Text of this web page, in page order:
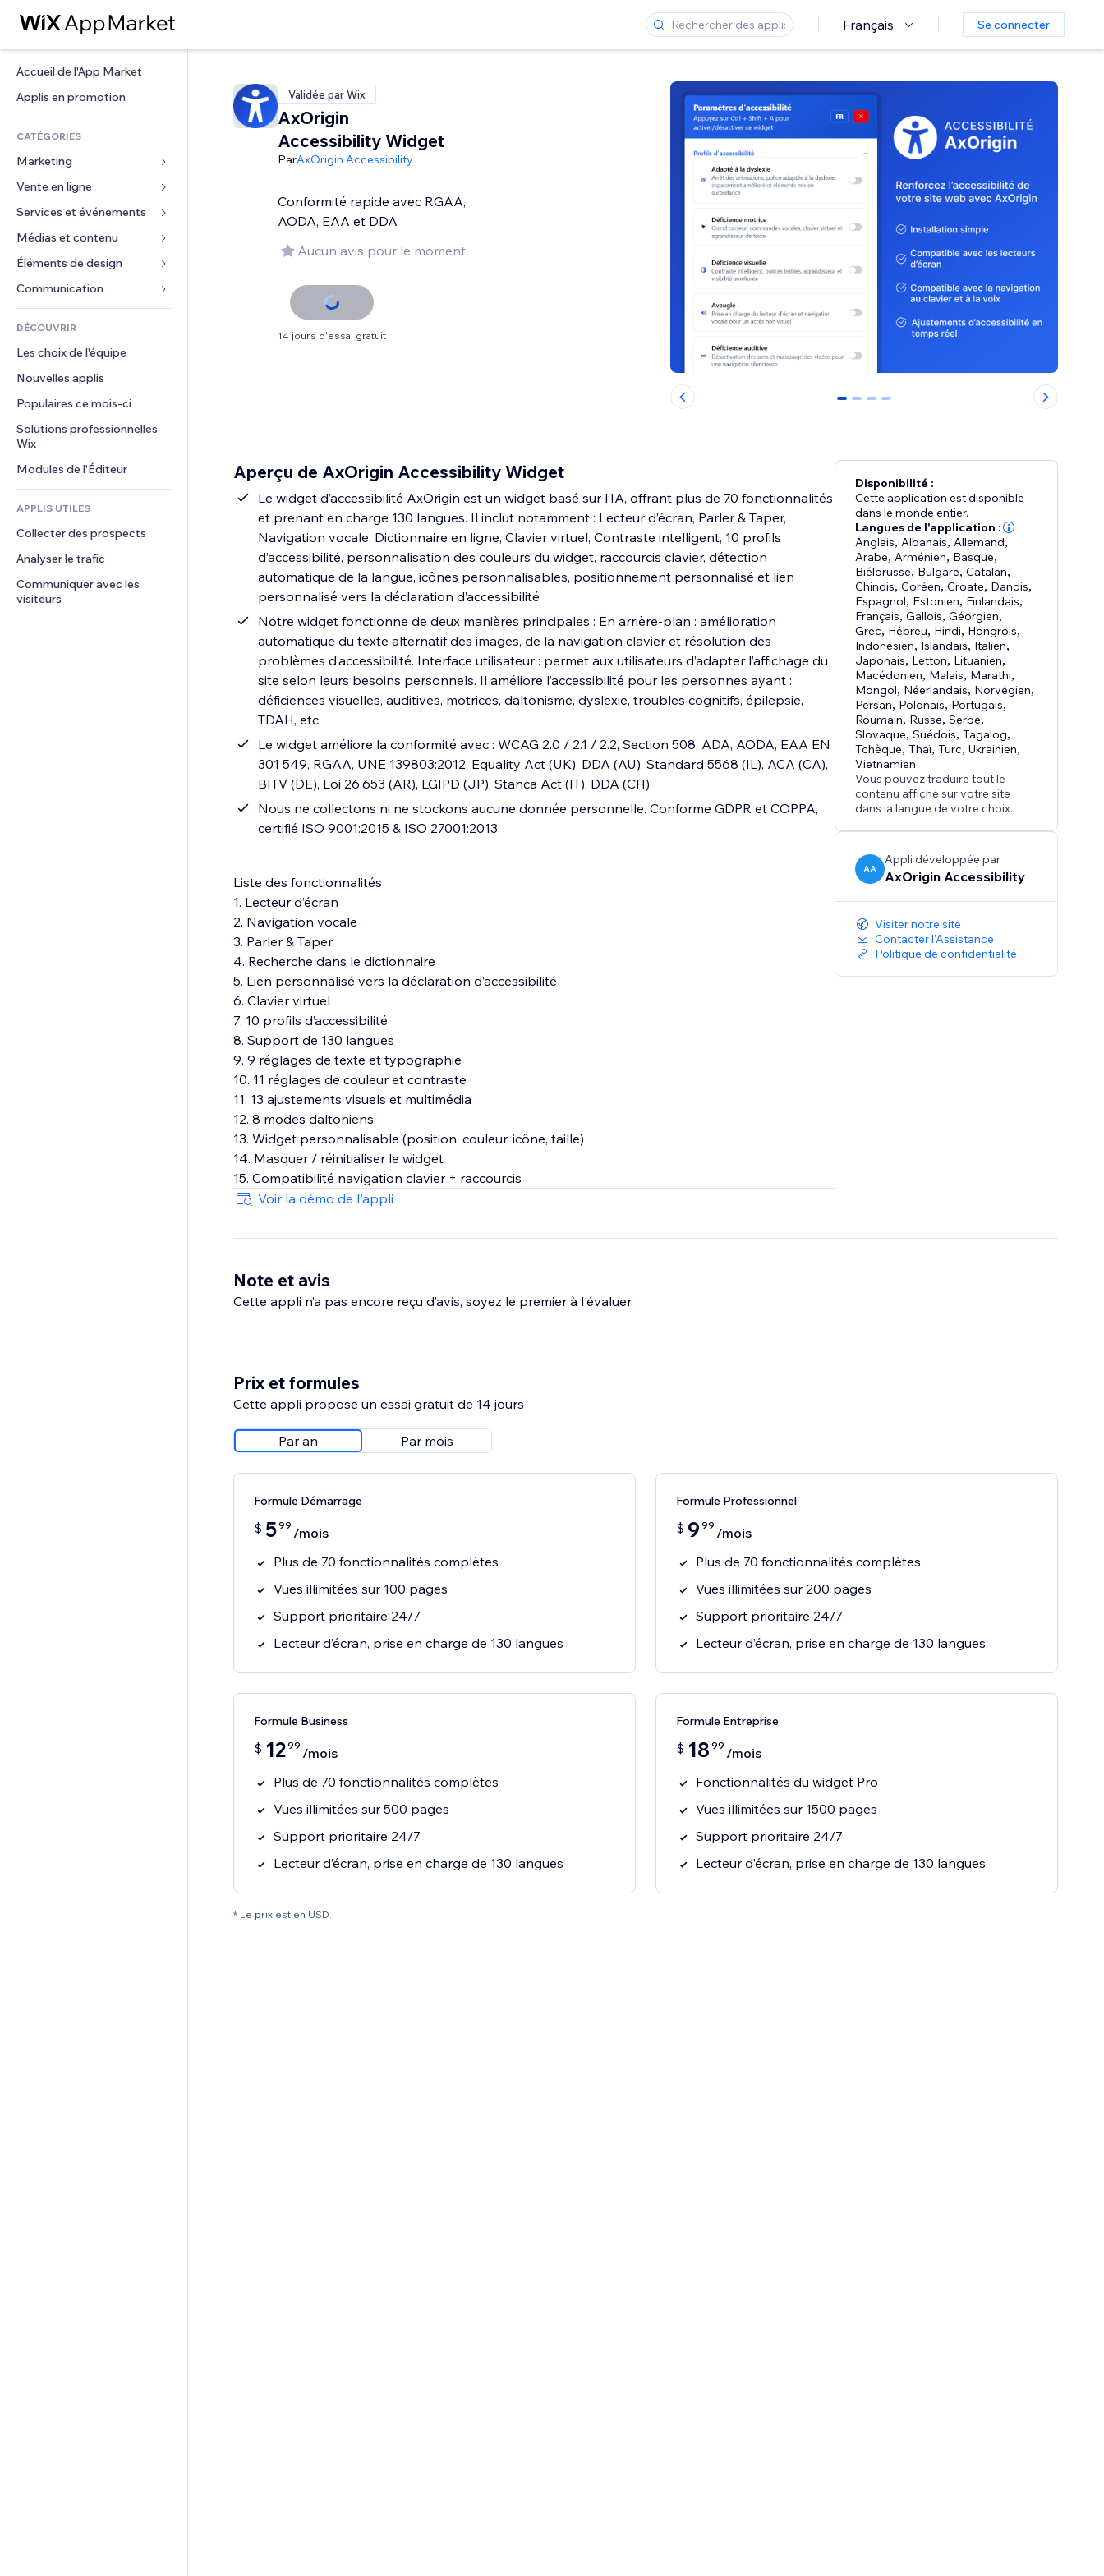
Français Se connecter
Accueil de l'App Market
Applis en promotion
CATÉGORIES
Marketing
Publicités
Mobile
Données analytiques
Réseaux sociaux
Classement de sites
E-mail
Vente en ligne
Applis pour les boutiques
Expédition et livraison
Boutons Vente
Comptabilité
Coupons et fidélisation
Solutions d'entreposage
Financement participatif
Alimentation et boissons
Services et événements
Hôtels
Événements
Restaurants
Immobilier
Réservations
Médias et contenu
Galerie
Musique
Podcasts
Photographie
Vidéo
PDF
Partage de fichiers
Actualités
Services de contenu
Effets de texte
Éléments de design
Cartes et navigation
Confidentialité
Horloge
Modèles de pages
Effets sur images
Boutons et menus
Bannières et badges
Calculateurs
Rechercher
Formulaires
Sondages
Chat
Commentaires
Téléphone
Communauté
Avis et commentaires
DÉCOUVRIR
Les choix de l'équipe
Nouvelles applis
Populaires ce mois‑ci
Solutions professionnelles
Wix
Modules de l'Éditeur
APPLIS UTILES
Collecter des prospects
Analyser le trafic
Communiquer avec les
visiteurs
Validée par Wix
AxOrigin
Accessibility Widget
ParAxOrigin Accessibility
Conformité rapide avec RGAA,
AODA, EAA et DDA
Aucun avis pour le moment
14 jours d'essai gratuit
0 1 2 3
Aperçu de AxOrigin Accessibility Widget
Le widget d’accessibilité AxOrigin est un widget basé sur l’IA, offrant plus de 70 fonctionnalités
et prenant en charge 130 langues. Il inclut notamment : Lecteur d’écran, Parler & Taper,
Navigation vocale, Dictionnaire en ligne, Clavier virtuel, Contraste intelligent, 10 profils
d’accessibilité, personnalisation des couleurs du widget, raccourcis clavier, détection
automatique de la langue, icônes personnalisables, positionnement personnalisé et lien
personnalisé vers la déclaration d’accessibilité
Notre widget fonctionne de deux manières principales : En arrière-plan : amélioration
automatique du texte alternatif des images, de la navigation clavier et résolution des
problèmes d’accessibilité. Interface utilisateur : permet aux utilisateurs d’adapter l’affichage du
site selon leurs besoins personnels. Il améliore l’accessibilité pour les personnes ayant :
déficiences visuelles, auditives, motrices, daltonisme, dyslexie, troubles cognitifs, épilepsie,
TDAH, etc
Le widget améliore la conformité avec : WCAG 2.0 / 2.1 / 2.2, Section 508, ADA, AODA, EAA EN
301 549, RGAA, UNE 139803:2012, Equality Act (UK), DDA (AU), Standard 5568 (IL), ACA (CA),
BITV (DE), Loi 26.653 (AR), LGIPD (JP), Stanca Act (IT), DDA (CH)
Nous ne collectons ni ne stockons aucune donnée personnelle. Conforme GDPR et COPPA,
certifié ISO 9001:2015 & ISO 27001:2013.
Liste des fonctionnalités
1. Lecteur d’écran
2. Navigation vocale
3. Parler & Taper
4. Recherche dans le dictionnaire
5. Lien personnalisé vers la déclaration d’accessibilité
6. Clavier virtuel
7. 10 profils d’accessibilité
8. Support de 130 langues
9. 9 réglages de texte et typographie
10. 11 réglages de couleur et contraste
11. 13 ajustements visuels et multimédia
12. 8 modes daltoniens
13. Widget personnalisable (position, couleur, icône, taille)
14. Masquer / réinitialiser le widget
15. Compatibilité navigation clavier + raccourcis
Voir la démo de l'appli
Disponibilité :
Cette application est disponible
dans le monde entier.
Langues de l'application :
Anglais, Albanais, Allemand,
Arabe, Arménien, Basque,
Biélorusse, Bulgare,Catalan,
Chinois,Coréen,Croate, Danois,
Espagnol, Estonien, Finlandais,
Français,Gallois,Géorgien,
Grec, Hébreu, Hindi, Hongrois,
Indonésien, Islandais, Italien,
Japonais, Letton, Lituanien,
Macédonien, Malais, Marathi,
Mongol, Néerlandais, Norvégien,
Persan, Polonais, Portugais,
Roumain, Russe,Serbe,
Slovaque,Suédois,Tagalog,
Tchèque,Thaï,Turc,Ukrainien,
Vietnamien
Vous pouvez traduire tout le
contenu affiché sur votre site
dans la langue de votre choix.
AA
Appli développée par
AxOrigin Accessibility
Visiter notre site
Contacter l'Assistance
Politique de confidentialité
Note et avis
Cette appli n’a pas encore reçu d’avis, soyez le premier à l'évaluer.
Prix et formules
Cette appli propose un essai gratuit de 14 jours
Par an Par mois
Formule Démarrage
$ 599 /mois
Plus de 70 fonctionnalités complètes
Vues illimitées sur 100 pages
Support prioritaire 24/7
Lecteur d’écran, prise en charge de 130 langues
Formule Professionnel
$ 9 99 /mois
Plus de 70 fonctionnalités complètes
Vues illimitées sur 200 pages
Support prioritaire 24/7
Lecteur d’écran, prise en charge de 130 langues
Formule Business
$ 1299 /mois
Plus de 70 fonctionnalités complètes
Vues illimitées sur 500 pages
Support prioritaire 24/7
Lecteur d’écran, prise en charge de 130 langues
Formule Entreprise
$ 18 99 /mois
Fonctionnalités du widget Pro
Vues illimitées sur 1500 pages
Support prioritaire 24/7
Lecteur d’écran, prise en charge de 130 langues
* Le prix est en USD.